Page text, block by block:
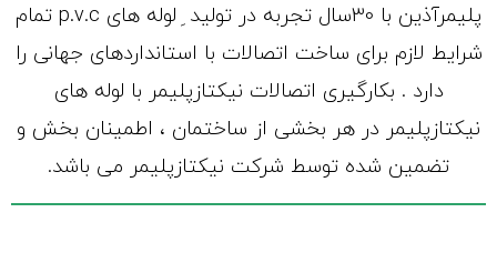
پلیمرآذین با 30سال تجربه در تولید ِ لوله های p.v.c تمام
شرایط لازم برای ساخت اتصالات با استانداردهای جهانی را
دارد . بکارگیری اتصالات نیکتازپلیمر با لوله های
نیکتازپلیمر در هر بخشی از ساختمان ، اطمینان بخش و
تضمین شده توسط شرکت نیکتازپلیمر می باشد.